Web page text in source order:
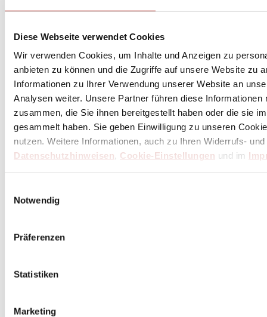
Diese Webseite verwendet Cookies
Wir verwenden Cookies, um Inhalte und Anzeigen zu
anbieten zu können und die Zugriffe auf unsere Website zu
Informationen zu Ihrer Verwendung unserer Website an
Analysen weiter. Unsere Partner führen diese
zusammen, die Sie ihnen bereitgestellt haben oder die sie
gesammelt haben. Sie geben Einwilligung zu unseren
nutzen. Weitere Informationen, auch zu Ihren Widerrufs-
Datenschutzhinweisen, Cookie-Einstellungen und im
Notwendig
Präferenzen
Statistiken
Marketing
Unser Dankeschön für deinen Einkauf ab 100 €